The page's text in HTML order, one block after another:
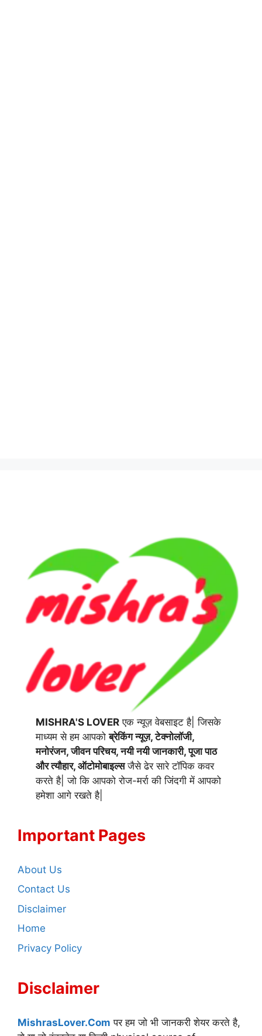
MISHRA'S LOVER एक न्यूज़ वेबसाइट है| जिसके
माध्यम से हम आपकोब्रेकिंग न्यूज़, टेक्नोलॉजी,
मनोरंजन, जीवन परिचय, नयी नयी जानकारी, पूजा पाठ
और त्यौहार, ऑटोमोबाइल्सजैसे ढेर सारे टॉपिक कवर
करते है| जो कि आपको रोज-मर्रा की जिंदगी में आपको
हमेशा आगे रखते है|
Important Pages
About Us
Contact Us
Disclaimer
Home
Privacy Policy
Disclaimer
MishrasLover.Com पर हम जो भी जानकरी शेयर करते है,